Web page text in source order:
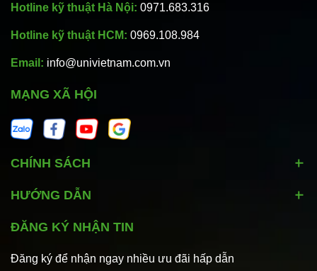
Hotline kỹ thuật Hà Nội: 0971.683.316
Hotline kỹ thuật HCM: 0969.108.984
Email: info@univietnam.com.vn
MẠNG XÃ HỘI
CHÍNH SÁCH
HƯỚNG DẪN
ĐĂNG KÝ NHẬN TIN
Đăng ký để nhận ngay nhiều ưu đãi hấp dẫn